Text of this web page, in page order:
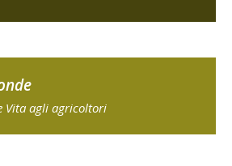
Vita agli agricoltori